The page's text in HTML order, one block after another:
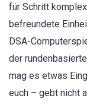
für Schritt
befreundete
DSA-
der
mag es etwas
euch – gebt nicht